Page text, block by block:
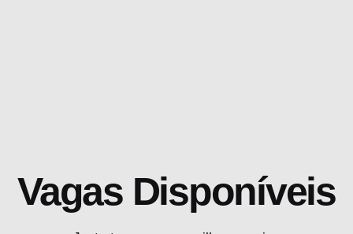
Vagas Disponíveis